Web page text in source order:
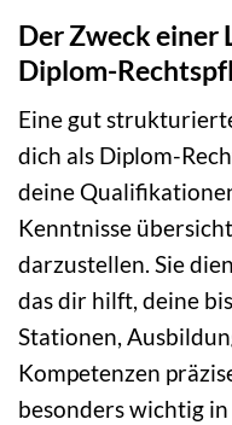
Der Zweck einer
Diplom-
Eine gut
dich als Diplom-
deine
Kenntnisse
darzustellen. Sie
das dir hilft, deine
Stationen,
Kompetenzen
besonders wichtig